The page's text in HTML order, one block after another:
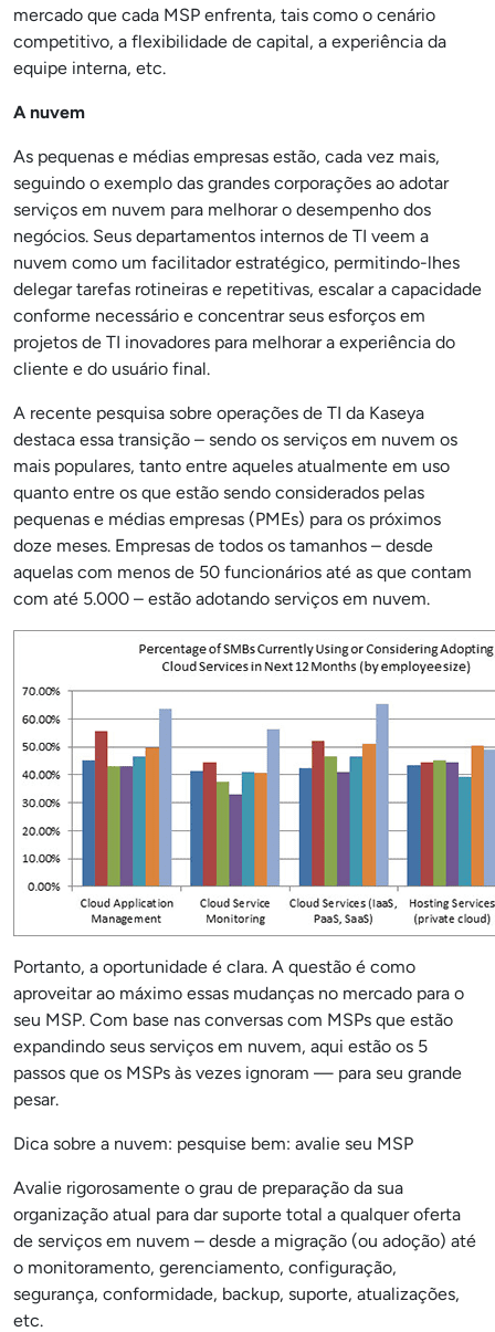
mercado que cada MSP enfrenta, tais como o cenário
competitivo, a flexibilidade de capital, a experiência da
equipe interna, etc.
A nuvem
As pequenas e médias empresas estão, cada vez mais,
seguindo o exemplo das grandes corporações ao adotar
serviços em nuvem para melhorar o desempenho dos
negócios. Seus departamentos internos de TI veem a
nuvem como um facilitador estratégico, permitindo-lhes
delegar tarefas rotineiras e repetitivas, escalar a capacidade
conforme necessário e concentrar seus esforços em
projetos de TI inovadores para melhorar a experiência do
cliente e do usuário final.
A recente pesquisa sobre operações de TI da Kaseya
destaca essa transição – sendo os serviços em nuvem os
mais populares, tanto entre aqueles atualmente em uso
quanto entre os que estão sendo considerados pelas
pequenas e médias empresas (PMEs) para os próximos
doze meses. Empresas de todos os tamanhos – desde
aquelas com menos de 50 funcionários até as que contam
com até 5.000 – estão adotando serviços em nuvem.
Portanto, a oportunidade é clara. A questão é como
aproveitar ao máximo essas mudanças no mercado para o
seu MSP. Com base nas conversas com MSPs que estão
expandindo seus serviços em nuvem, aqui estão os 5
passos que os MSPs às vezes ignoram — para seu grande
pesar.
Dica sobre a nuvem: pesquise bem: avalie seu MSP
Avalie rigorosamente o grau de preparação da sua
organização atual para dar suporte total a qualquer oferta
de serviços em nuvem – desde a migração (ou adoção) até
o monitoramento, gerenciamento, configuração,
segurança, conformidade, backup, suporte, atualizações,
etc.